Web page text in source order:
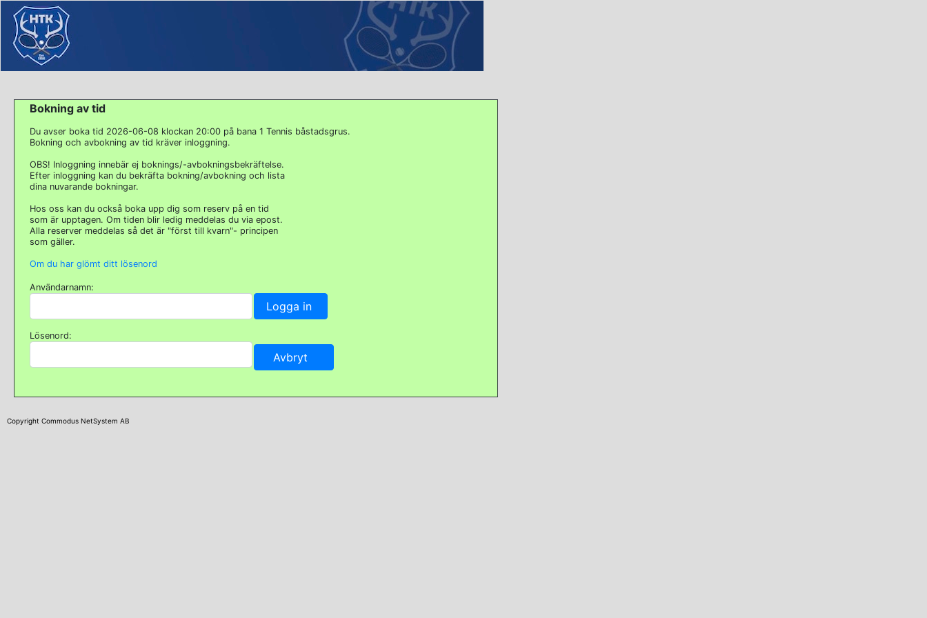
Bokning av tid
Du avser boka tid 2026-06-08 klockan 20:00 på bana 1 Tennis båstadsgrus.
Bokning och avbokning av tid kräver inloggning.
OBS! Inloggning innebär ej boknings/-avbokningsbekräftelse.
Efter inloggning kan du bekräfta bokning/avbokning och lista
dina nuvarande bokningar.
Hos oss kan du också boka upp dig som reserv på en tid
som är upptagen. Om tiden blir ledig meddelas du via epost.
Alla reserver meddelas så det är "först till kvarn"- principen
som gäller.
Om du har glömt ditt lösenord
Användarnamn:
Lösenord:
Copyright Commodus NetSystem AB